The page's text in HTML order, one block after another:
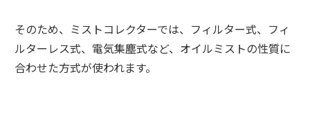
そのため、ミストコレクターでは、フィルター式、フィ
ルターレス式、電気集塵式など、オイルミストの性質に
合わせた方式が使われます。